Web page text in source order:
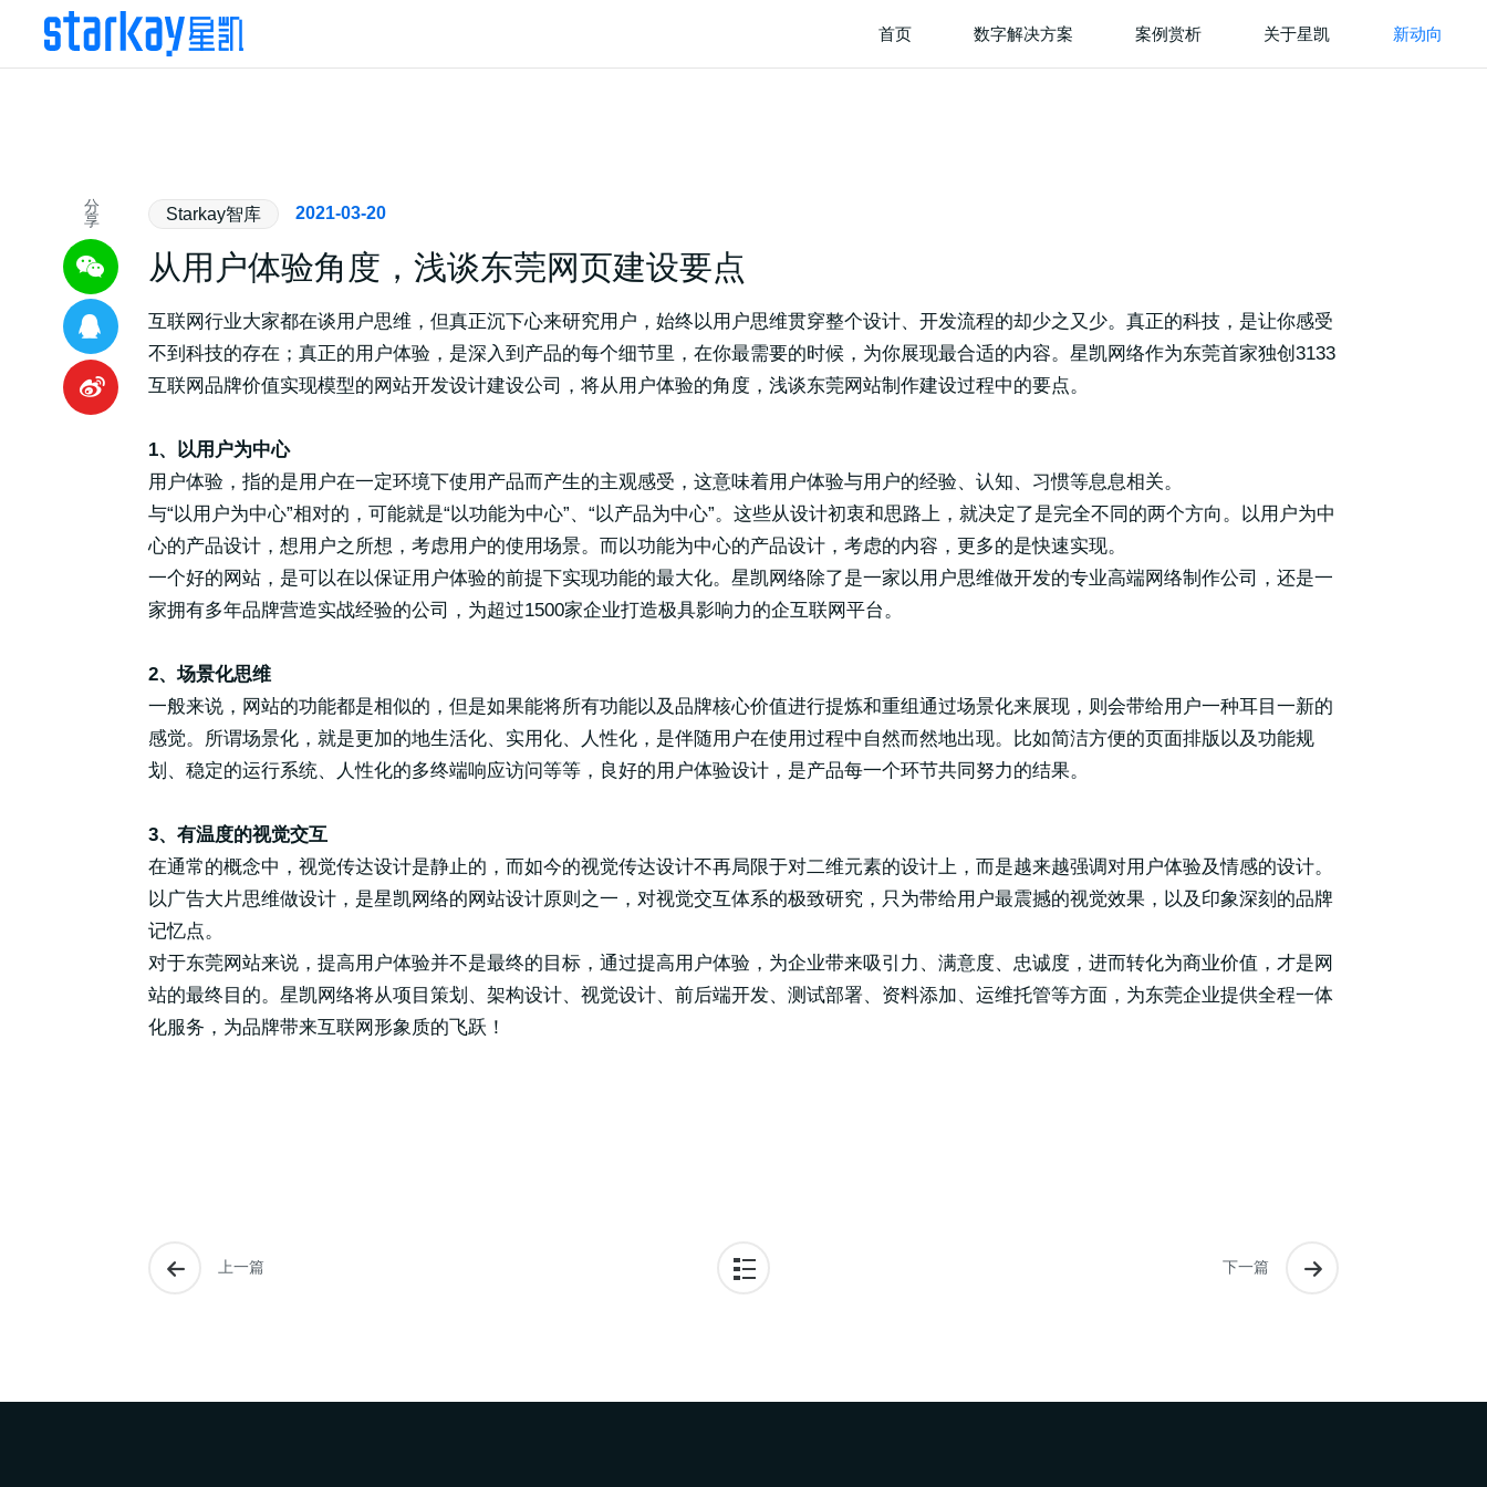
首页 数字解决方案 案例赏析 关于星凯 新动向
分
享
Starkay智库 2021-03-20
从用户体验角度，浅谈东莞网页建设要点
互联网行业大家都在谈用户思维，但真正沉下心来研究用户，始终以用户思维贯穿整个设计、开发流程的却少之又少。真正的科技，是让你感受
不到科技的存在；真正的用户体验，是深入到产品的每个细节里，在你最需要的时候，为你展现最合适的内容。星凯网络作为东莞首家独创3133
互联网品牌价值实现模型的网站开发设计建设公司，将从用户体验的角度，浅谈东莞网站制作建设过程中的要点。
1、以用户为中心
用户体验，指的是用户在一定环境下使用产品而产生的主观感受，这意味着用户体验与用户的经验、认知、习惯等息息相关。
与“以用户为中心”相对的，可能就是“以功能为中心”、“以产品为中心”。这些从设计初衷和思路上，就决定了是完全不同的两个方向。以用户为中
心的产品设计，想用户之所想，考虑用户的使用场景。而以功能为中心的产品设计，考虑的内容，更多的是快速实现。
一个好的网站，是可以在以保证用户体验的前提下实现功能的最大化。星凯网络除了是一家以用户思维做开发的专业高端网络制作公司，还是一
家拥有多年品牌营造实战经验的公司，为超过1500家企业打造极具影响力的企互联网平台。
2、场景化思维
一般来说，网站的功能都是相似的，但是如果能将所有功能以及品牌核心价值进行提炼和重组通过场景化来展现，则会带给用户一种耳目一新的
感觉。所谓场景化，就是更加的地生活化、实用化、人性化，是伴随用户在使用过程中自然而然地出现。比如简洁方便的页面排版以及功能规
划、稳定的运行系统、人性化的多终端响应访问等等，良好的用户体验设计，是产品每一个环节共同努力的结果。
3、有温度的视觉交互
在通常的概念中，视觉传达设计是静止的，而如今的视觉传达设计不再局限于对二维元素的设计上，而是越来越强调对用户体验及情感的设计。
以广告大片思维做设计，是星凯网络的网站设计原则之一，对视觉交互体系的极致研究，只为带给用户最震撼的视觉效果，以及印象深刻的品牌
记忆点。
对于东莞网站来说，提高用户体验并不是最终的目标，通过提高用户体验，为企业带来吸引力、满意度、忠诚度，进而转化为商业价值，才是网
站的最终目的。星凯网络将从项目策划、架构设计、视觉设计、前后端开发、测试部署、资料添加、运维托管等方面，为东莞企业提供全程一体
化服务，为品牌带来互联网形象质的飞跃！
上一篇 下一篇